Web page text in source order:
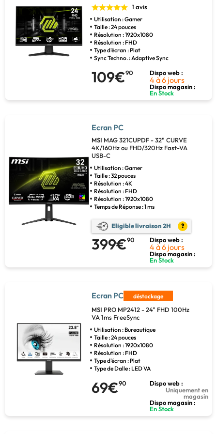
1 avis
Utilisation : Gamer
Taille : 24 pouces
Résolution : 1920x1080
Résolution : FHD
Type d'écran : Plat
Sync Techno. : Adaptive Sync
109€90 Dispo web :
4 à 6 jours
Dispo magasin :
En Stock
Ecran PC
MSI MAG 321CUPDF - 32" CURVE
4K/160Hz ou FHD/320Hz Fast-VA
USB-C
Utilisation : Gamer
Taille : 32 pouces
Résolution : 4K
Résolution : FHD
Résolution : 1920x1080
Temps de Réponse : 1 ms
Eligible livraison 2H ?
399€90 Dispo web :
4 à 6 jours
Dispo magasin :
En Stock
Ecran PC déstockage
MSI PRO MP2412 - 24" FHD 100Hz
VA 1ms FreeSync
Utilisation : Bureautique
Taille : 24 pouces
Résolution : 1920x1080
Résolution : FHD
Type d'écran : Plat
Type de Dalle : LED VA
69€90
Dispo web :
Uniquement en
magasin
Dispo magasin :
En Stock